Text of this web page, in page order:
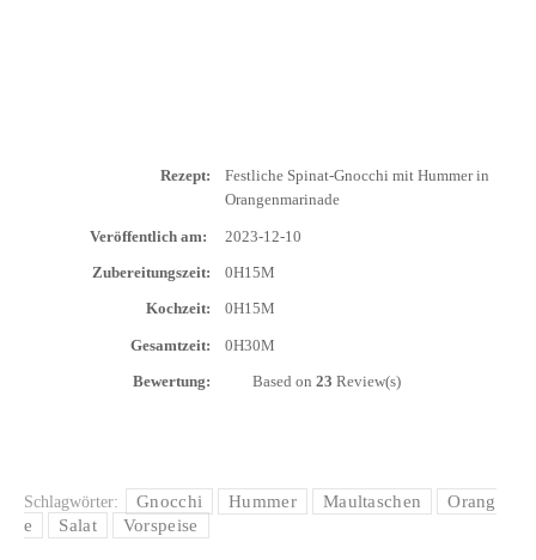
Rezept:
Fest­li­che Spi­nat-Gnoc­chi mit Hum­mer in
Orangenmarinade
Ver­öf­fent­lich am: 2023-12-10
Zube­rei­tungs­zeit: 0H15M
Koch­zeit: 0H15M
Gesamt­zeit: 0H30M
Bewer­tung: Based on23 Review(s)
Schlagwörter: Gnocchi Hummer Maultaschen
Orang
e
Salat Vorspeise